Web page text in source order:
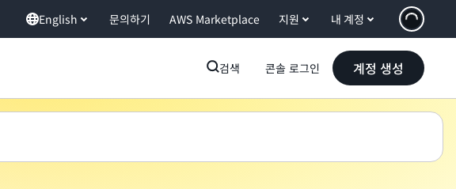
English 문의하기 AWS Marketplace 지원 내 계정
검색 콘솔 로그인 계정 생성